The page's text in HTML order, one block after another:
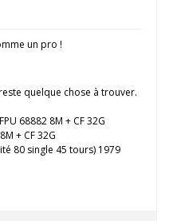
un pro !
quelque chose à trouver.
68882 8M + CF 32G
+ CF 32G
80 single 45 tours) 1979